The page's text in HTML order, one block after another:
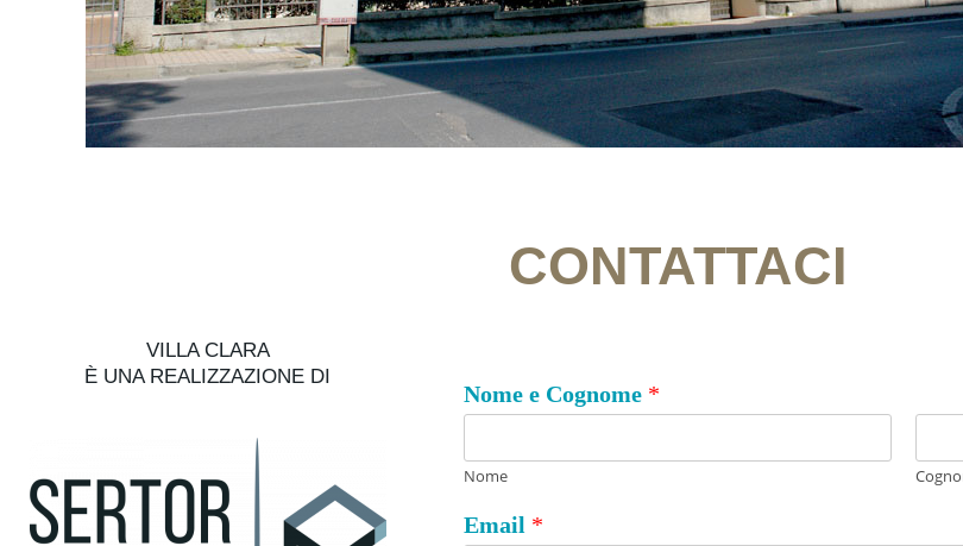
CONTATTACI
VILLA CLARA
È UNA REALIZZAZIONE DI
Nome e Cognome *
Nome
Email *